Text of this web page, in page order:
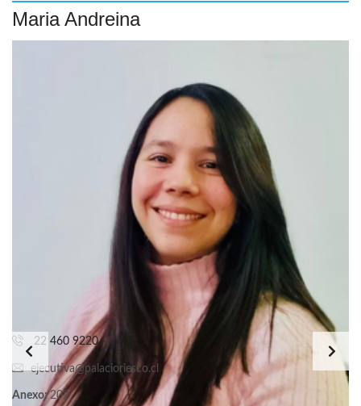
Maria Andreina
22 460 9220
ejecutiva@palacioriesco.cl
Anexo:202